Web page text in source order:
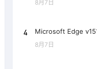
8月7日
4 Microsoft Edge
8月7日